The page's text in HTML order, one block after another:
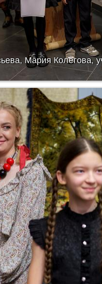
Мария Колегова,